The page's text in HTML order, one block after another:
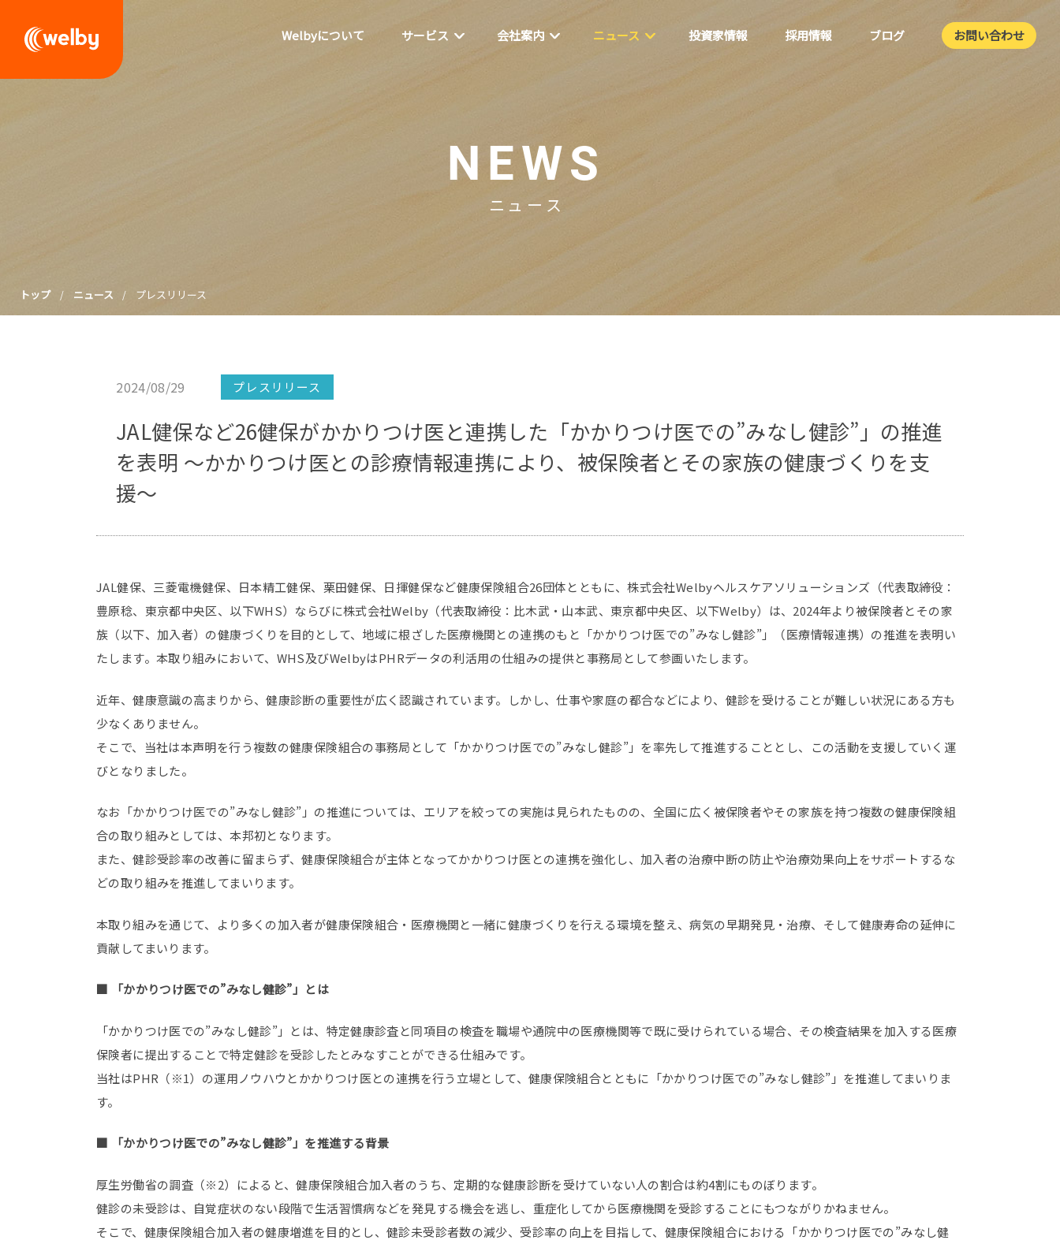
Welbyについて サービス 会社案内 ニュース 投資家情報 採用情報 ブログ お問い合わせ
NEWS
ニュース
トップ ニュース プレスリリース
2024/08/29 プレスリリース
JAL健保など26健保がかかりつけ医と連携した「かかりつけ医での”みなし健診”」の推進
を表明 〜かかりつけ医との診療情報連携により、被保険者とその家族の健康づくりを支
援〜
JAL健保、三菱電機健保、日本精工健保、栗田健保、日揮健保など健康保険組合26団体とともに、株式会社Welbyヘルスケアソリューションズ（代表取締役：
豊原稔、東京都中央区、以下WHS）ならびに株式会社Welby（代表取締役：比木武・山本武、東京都中央区、以下Welby）は、2024年より被保険者とその家
族（以下、加入者）の健康づくりを目的として、地域に根ざした医療機関との連携のもと「かかりつけ医での”みなし健診”」（医療情報連携）の推進を表明い
たします。本取り組みにおいて、WHS及びWelbyはPHRデータの利活用の仕組みの提供と事務局として参画いたします。
近年、健康意識の高まりから、健康診断の重要性が広く認識されています。しかし、仕事や家庭の都合などにより、健診を受けることが難しい状況にある方も
少なくありません。
そこで、当社は本声明を行う複数の健康保険組合の事務局として「かかりつけ医での”みなし健診”」を率先して推進することとし、この活動を支援していく運
びとなりました。
なお「かかりつけ医での”みなし健診”」の推進については、エリアを絞っての実施は見られたものの、全国に広く被保険者やその家族を持つ複数の健康保険組
合の取り組みとしては、本邦初となります。
また、健診受診率の改善に留まらず、健康保険組合が主体となってかかりつけ医との連携を強化し、加入者の治療中断の防止や治療効果向上をサポートするな
どの取り組みを推進してまいります。
本取り組みを通じて、より多くの加入者が健康保険組合・医療機関と一緒に健康づくりを行える環境を整え、病気の早期発見・治療、そして健康寿命の延伸に
貢献してまいります。
■ 「かかりつけ医での”みなし健診”」とは
「かかりつけ医での”みなし健診”」とは、特定健康診査と同項目の検査を職場や通院中の医療機関等で既に受けられている場合、その検査結果を加入する医療
保険者に提出することで特定健診を受診したとみなすことができる仕組みです。
当社はPHR（※1）の運用ノウハウとかかりつけ医との連携を行う立場として、健康保険組合とともに「かかりつけ医での”みなし健診”」を推進してまいりま
す。
■ 「かかりつけ医での”みなし健診”」を推進する背景
厚生労働省の調査（※2）によると、健康保険組合加入者のうち、定期的な健康診断を受けていない人の割合は約4割にものぼります。
健診の未受診は、自覚症状のない段階で生活習慣病などを発見する機会を逃し、重症化してから医療機関を受診することにもつながりかねません。
そこで、健康保険組合加入者の健康増進を目的とし、健診未受診者数の減少、受診率の向上を目指して、健康保険組合における「かかりつけ医での”みなし健